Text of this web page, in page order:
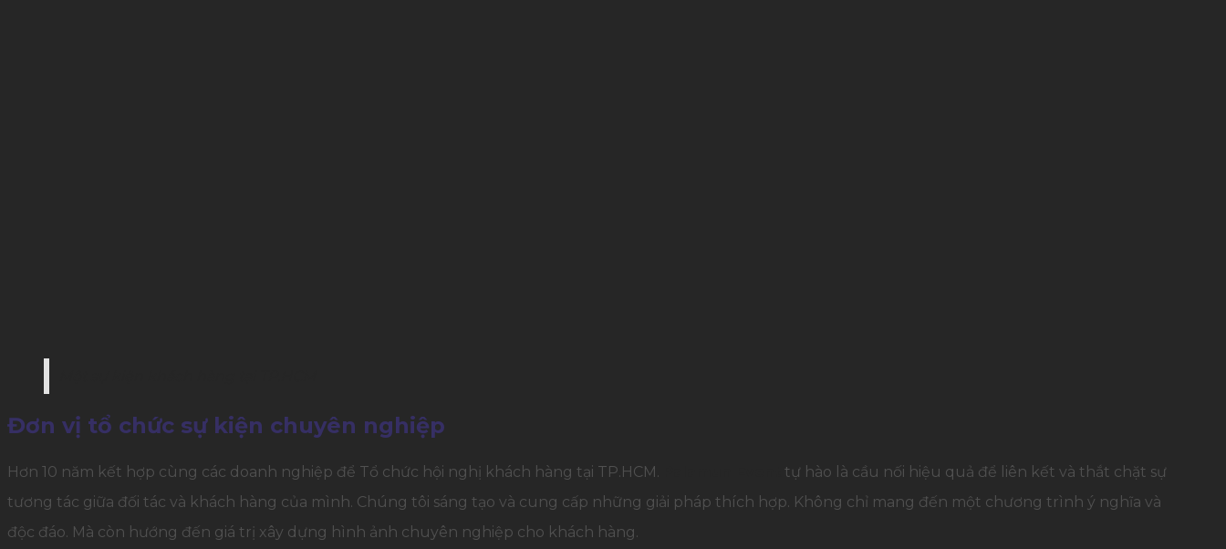
Đơn vị tổ chức sự kiện chuyên nghiệp
Hơn 10 năm kết hợp cùng các doanh nghiệp để Tổ chức hội nghị khách hàng tại TP.HCM.
tự hào là cầu nối hiệu quả để liên kết và thắt chặt sự
tương tác giữa đối tác và khách hàng của mình. Chúng tôi sáng tạo và cung cấp những giải pháp thích hợp. Không chỉ mang đến một chương trình ý nghĩa và
độc đáo. Mà còn hướng đến giá trị xây dựng hình ảnh chuyên nghiệp cho khách hàng.